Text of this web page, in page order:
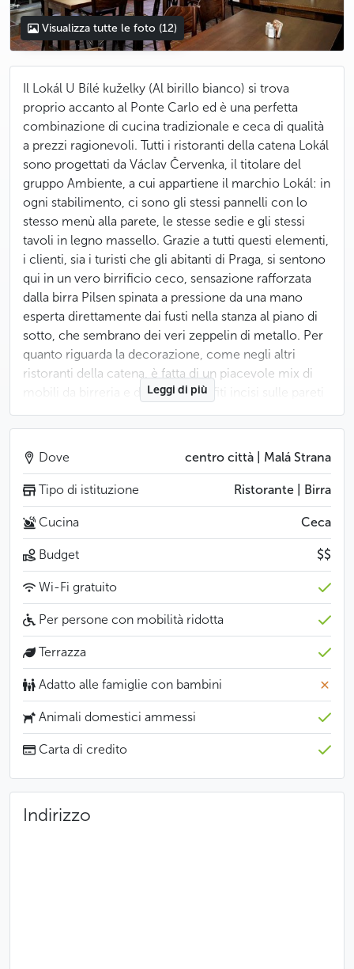
Visualizza tutte le foto (12)
Il Lokál U Bílé kuželky (Al birillo bianco) si trova
proprio accanto al Ponte Carlo ed è una perfetta
combinazione di cucina tradizionale e ceca di qualità
a prezzi ragionevoli. Tutti i ristoranti della catena Lokál
sono progettati da Václav Červenka, il titolare del
gruppo Ambiente, a cui appartiene il marchio Lokál: in
ogni stabilimento, ci sono gli stessi pannelli con lo
stesso menù alla parete, le stesse sedie e gli stessi
tavoli in legno massello. Grazie a tutti questi elementi,
i clienti, sia i turisti che gli abitanti di Praga, si sentono
qui in un vero birrificio ceco, sensazione rafforzata
dalla birra Pilsen spinata a pressione da una mano
esperta direttamente dai fusti nella stanza al piano di
sotto, che sembrano dei veri zeppelin di metallo. Per
quanto riguarda la decorazione, come negli altri
ristoranti della catena, è fatta di un piacevole mix di
mobili da birreria e divertenti graffiti incisi sulle pareti
di legno: alla Bílá kuželka, ad esempio, sarete accolti
da un testa di cervo e dalle sue corna o da un drago in
piedi sulle zampe posteriori che regge un vassoio
carico di occhiali. Ogni ristorante Lokál è quindi un
posto unico, e il Bílá kuželka è opera dello Studio
Najbrt. Come piatto principale, potete assaggiare la
trippa preparata secondo lo stile di Praga. I palati più
delicati preferiranno il pollo alla paprika o i petti di
pollo ai funghi. E soprattutto, non dimenticatevi di
assaggiare uno di quegli antipasti che ai cechi piace
accompagnare una buona birra: le aringhe alla salsa
o il prosciutto di Praga.
Leggi di più
Dove centro città | Malá Strana
Tipo di istituzione Ristorante | Birra
Cucina Ceca
Budget $$
Wi-Fi gratuito
Per persone con mobilità ridotta
Terrazza
Adatto alle famiglie con bambini
Animali domestici ammessi
Carta di credito
Indirizzo